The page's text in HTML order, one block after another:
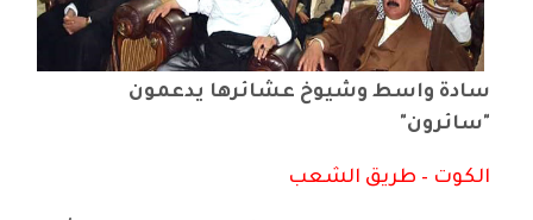
سادة واسط وشيوخ عشائرها يدعمون
"سائرون"
الكوت – طريق الشعب